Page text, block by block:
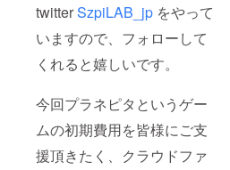
twitterSzpiLAB_jp をやって
いますので、フォローして
くれると嬉しいです。
今回プラネピタというゲー
ムの初期費用を皆様にご支
援頂きたく、クラウドファ